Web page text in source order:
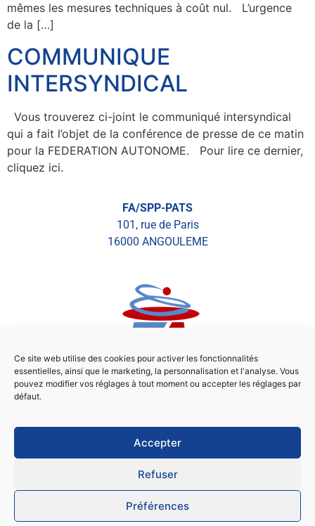
Ce site web utilise des cookies pour activer les fonctionnalités
essentielles, ainsi que le marketing, la personnalisation et l'analyse. Vous
pouvez modifier vos réglages à tout moment ou accepter les réglages par
défaut.
Accepter
Refuser
Préférences
mêmes les mesures techniques à coût nul. L’urgence
de la […]
COMMUNIQUE
INTERSYNDICAL
Vous trouverez ci-joint le communiqué intersyndical
qui a fait l’objet de la conférence de presse de ce matin
pour la FEDERATION AUTONOME. Pour lire ce dernier,
cliquez ici.
FA/SPP-PATS
101, rue de Paris
16000 ANGOULEME
© 2026 FA/SPP-PATS